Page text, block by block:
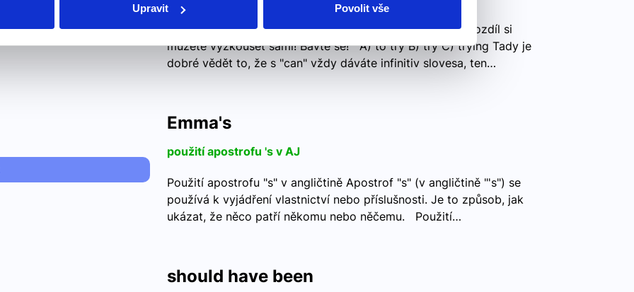
Upravit Povolit vše
You can try to see the difference for yourself! Have fun!Rozdíl si
můžete vyzkoušet sami! Bavte se! A) to try B) try C) trying Tady je
dobré vědět to, že s "can" vždy dáváte infinitiv slovesa, ten…
Emma's
použití apostrofu 's v AJ
Použití apostrofu "s" v angličtině Apostrof "s" (v angličtině "'s") se
používá k vyjádření vlastnictví nebo příslušnosti. Je to způsob, jak
ukázat, že něco patří někomu nebo něčemu. Použití…
should have been